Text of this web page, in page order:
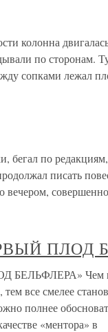
колонна
по сторонам.
сопками лежал
бегал по
писать
ПЛОД
Чем
тем все смелее
полнее
«ментора» в